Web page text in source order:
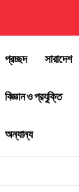
প্রচ্ছদ সারাদেশ
বিজ্ঞান ও প্রযুক্তি
অন্যান্য